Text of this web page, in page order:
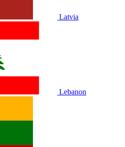
Latvia
Lebanon